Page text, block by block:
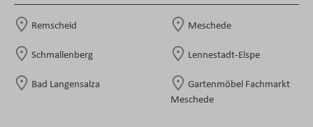
Remscheid Meschede
Schmallenberg Lennestadt-Elspe
Bad Langensalza
Gartenmöbel Fachmarkt
Meschede